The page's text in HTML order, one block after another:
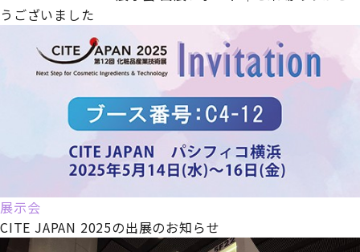
うございました
展示会
CITE JAPAN 2025の出展のお知らせ